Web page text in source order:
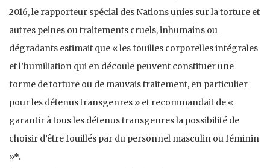
2016, le rapporteur spécial des Nations unies sur la torture et
autres peines ou traitements cruels, inhumains ou
dégradants estimait que « les fouilles corporelles intégrales
et l’humiliation qui en découle peuvent constituer une
forme de torture ou de mauvais traitement, en particulier
pour les détenus transgenres » et recommandait de «
garantir à tous les détenus transgenres la possibilité de
choisir d’être fouillés par du personnel masculin ou féminin
»*.